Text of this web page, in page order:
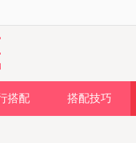
搭配 搭配技巧